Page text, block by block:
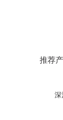
推荐